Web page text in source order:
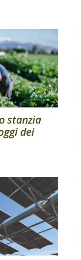
stanzia
dei